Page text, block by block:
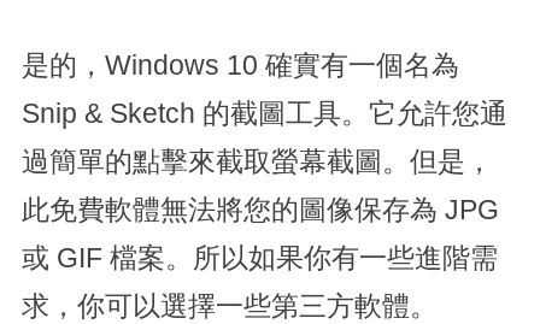
是的，Windows 10 確實有一個名為
Snip & Sketch 的截圖工具。它允許您通
過簡單的點擊來截取螢幕截圖。但是，
此免費軟體無法將您的圖像保存為 JPG
或 GIF 檔案。所以如果你有一些進階需
求，你可以選擇一些第三方軟體。